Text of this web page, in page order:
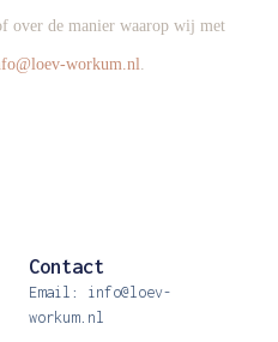
over de manier waarop wij met
workum.nl.
Contact
Email: info@loev-
workum.nl